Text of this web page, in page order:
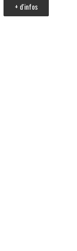
+ d'infos